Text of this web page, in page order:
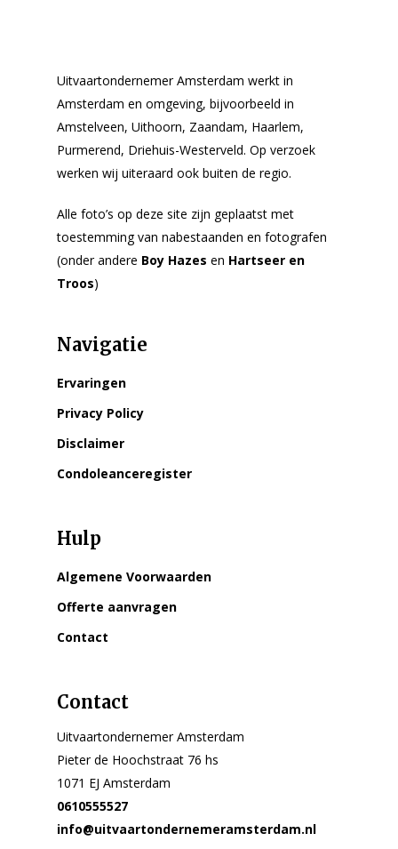
Uitvaartondernemer Amsterdam werkt in
Amsterdam en omgeving, bijvoorbeeld in
Amstelveen, Uithoorn, Zaandam, Haarlem,
Purmerend, Driehuis-Westerveld. Op verzoek
werken wij uiteraard ook buiten de regio.
Alle foto’s op deze site zijn geplaatst met
toestemming van nabestaanden en fotografen
(onder andere Boy Hazes en Hartseer en
Troos)
Navigatie
Ervaringen
Privacy Policy
Disclaimer
Condoleanceregister
Hulp
Algemene Voorwaarden
Offerte aanvragen
Contact
Contact
Uitvaartondernemer Amsterdam
Pieter de Hoochstraat 76 hs
1071 EJ Amsterdam
0610555527
info@uitvaartondernemeramsterdam.nl